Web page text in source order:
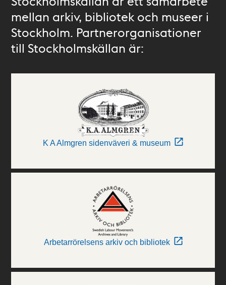
mellan arkiv, bibliotek och museer i
Stockholm. Partnerorganisationer
till Stockholmskällan är:
K A Almgren sidenväveri & museum
Arbetarrörelsens arkiv och bibliotek